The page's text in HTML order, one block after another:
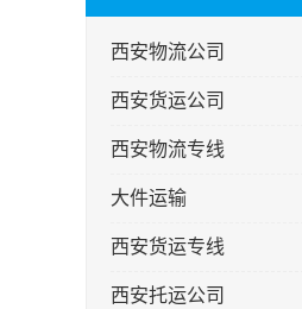
西安物流公司
西安货运公司
西安物流专线
大件运输
西安货运专线
西安托运公司